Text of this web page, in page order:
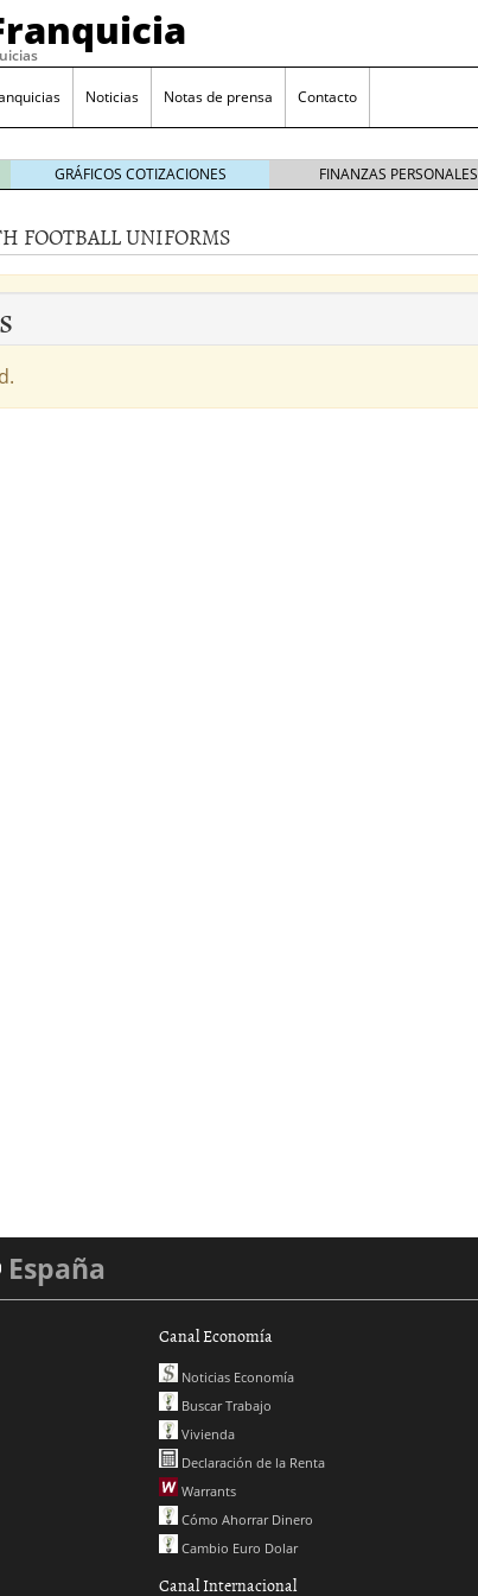
Noticias Notas de prensa Contacto
Esto es lo que cuesta y las ayudas que puedes
listo para franquiciarse?
una opción práctica
GRÁFICOS COTIZACIONES FINANZAS PERSONALES
FOOTBALL UNIFORMS
España
Canal Economía
Noticias Economía
Buscar Trabajo
Vivienda
Declaración de la Renta
Warrants
Cómo Ahorrar Dinero
Cambio Euro Dolar
Canal Internacional